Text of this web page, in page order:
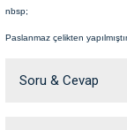
nbsp;
Paslanmaz çelikten
Soru & Cevap